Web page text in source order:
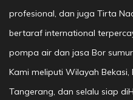
profesional, dan juga Tirta
bertaraf international
pompa air dan jasa Bor
Kami meliputi Wilayah Bekasi,
Tangerang, dan selalu siap